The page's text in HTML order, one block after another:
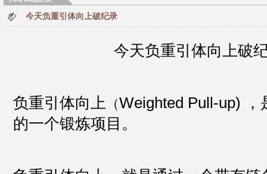
今天负重引体向上破纪录
今天负重引体向上破
负重引体向上 （Weighted Pull-up)
的一个锻炼项目。